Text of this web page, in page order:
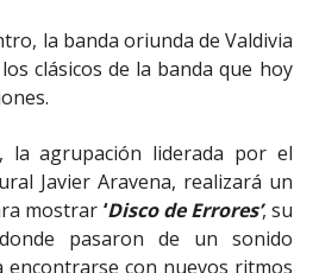
la banda oriunda de Valdivia
clásicos de la banda que hoy
la agrupación liderada por el
Javier Aravena, realizará un
mostrar ‘Disco de Errores’, su
pasaron de un sonido
encontrarse con nuevos ritmos